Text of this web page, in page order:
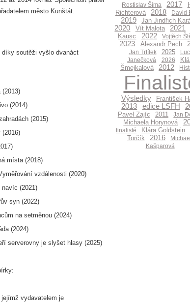
město Kunštát.
díky soutěži vyšlo dvanáct
(2014)
(2015)
místa (2018)
vzdálenosti (2020)
(2021)
syn (2022)
na setměnou (2024)
(2024)
serverovny je slyšet hlasy (2025)
vydavatelem je
Rostislav Šíma 2017
Richterová
2018 David
2019 Jan Jindřich
2020 Vít Malota 2021
Kausc
2022 Vojtěch
2023 Alexandr Pech
Jan Trtílek 2025
Janečková
2026
Šmejkalová
2012
Výsledky František
2013 edice LSFH
Pavel Zajíc 2011 Jan
Michaela Horynová
finalisté Klára Goldstein
Torčík
2016
Kašparová